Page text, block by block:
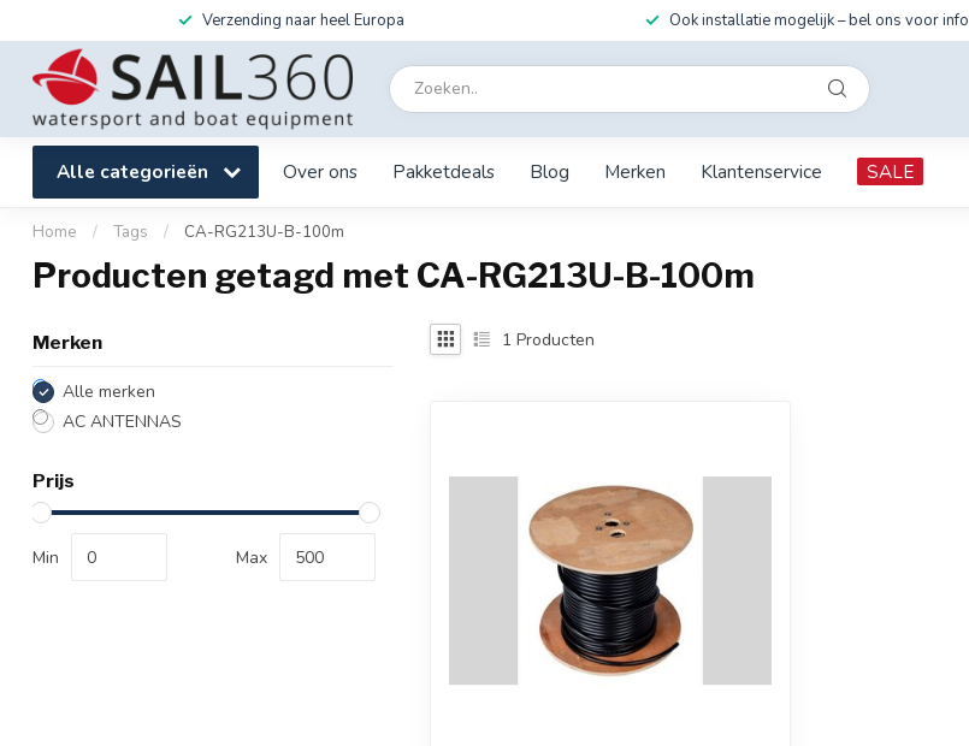
Verzending naar heel Europa Ook installatie mogelijk – bel ons voor info
Alle categorieën Over ons Pakketdeals Blog Merken Klantenservice SALE
Home / Tags / CA-RG213U-B-100m
Producten getagd met CA-RG213U-B-100m
Merken
Alle merken
AC ANTENNAS
Prijs
Min Max
1 Producten